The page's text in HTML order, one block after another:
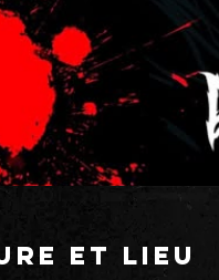
et lieu